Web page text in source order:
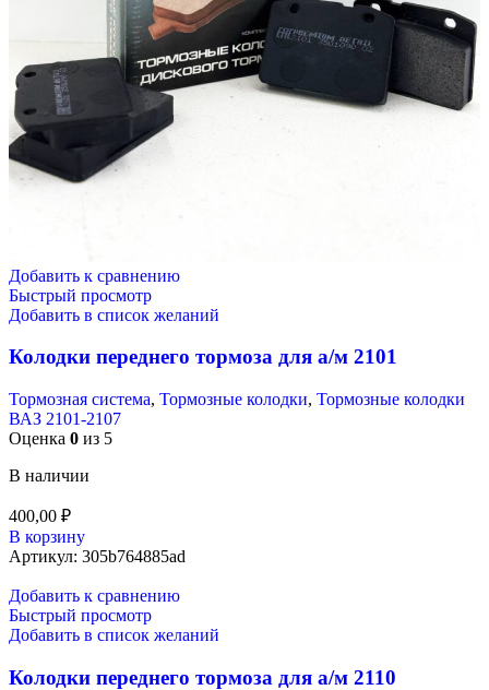
Добавить к сравнению
Быстрый просмотр
Добавить в список желаний
Колодки переднего тормоза для а/м 2101
Тормозная система, Тормозные колодки, Тормозные колодки
ВАЗ 2101-2107
Оценка 0 из 5
В наличии
400,00 ₽
В корзину
Артикул: 305b764885ad
Добавить к сравнению
Быстрый просмотр
Добавить в список желаний
Колодки переднего тормоза для а/м 2110